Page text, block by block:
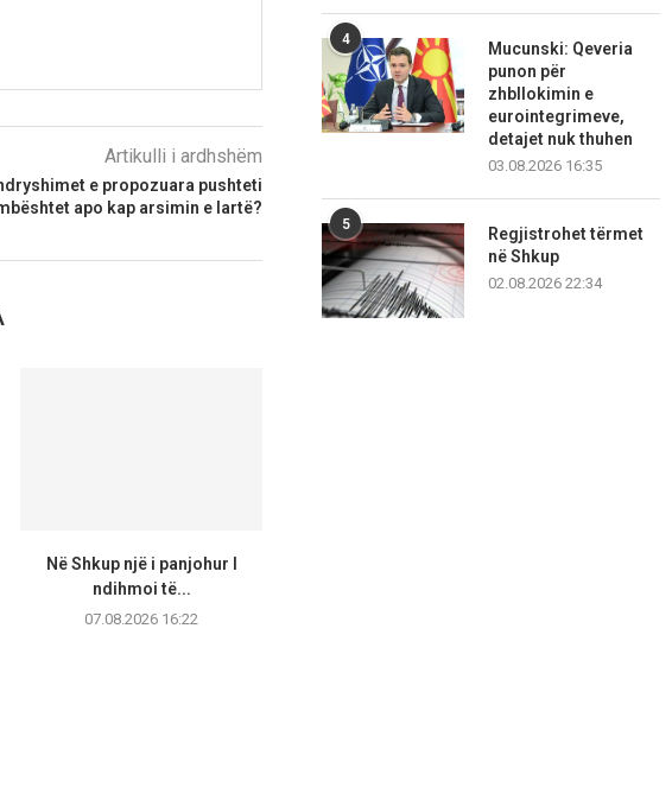
Artikulli i ardhshëm
e propozuara pushteti
apo kap arsimin e lartë?
Në Shkup një i panjohur I
ndihmoi të...
07.08.2026 16:22
4
Mucunski: Qeveria
punon për
zhbllokimin e
eurointegrimeve,
detajet nuk thuhen
03.08.2026 16:35
5
Regjistrohet tërmet
në Shkup
02.08.2026 22:34